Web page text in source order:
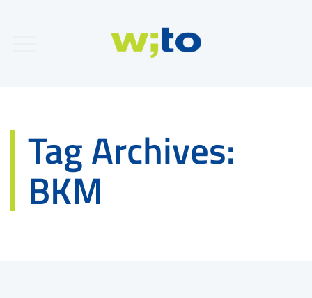
Tag Archives:
BKM